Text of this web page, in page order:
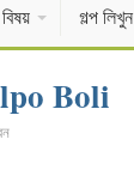
গল্প লিখুন
Boli